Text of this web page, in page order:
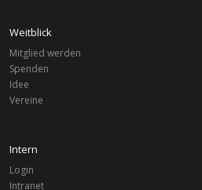
Weitblick
Mitglied werden
Spenden
Idee
Vereine
Intern
Login
Intranet